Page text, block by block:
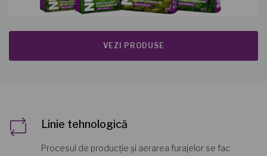
VEZI PRODUSE
Linie tehnologică
Procesul de producție și aerarea furajelor se fac